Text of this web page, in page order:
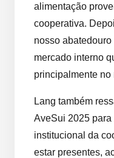
alimentação
cooperativa.
nosso
mercado interno
principalmente no
Lang também
AveSui 2025
institucional da
estar presentes,